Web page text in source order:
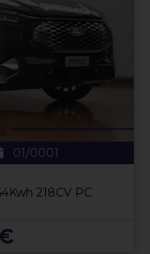
01/0001
218CV PC